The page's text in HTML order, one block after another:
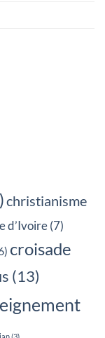
christianisme
d’Ivoire(7)
croisade
(13)